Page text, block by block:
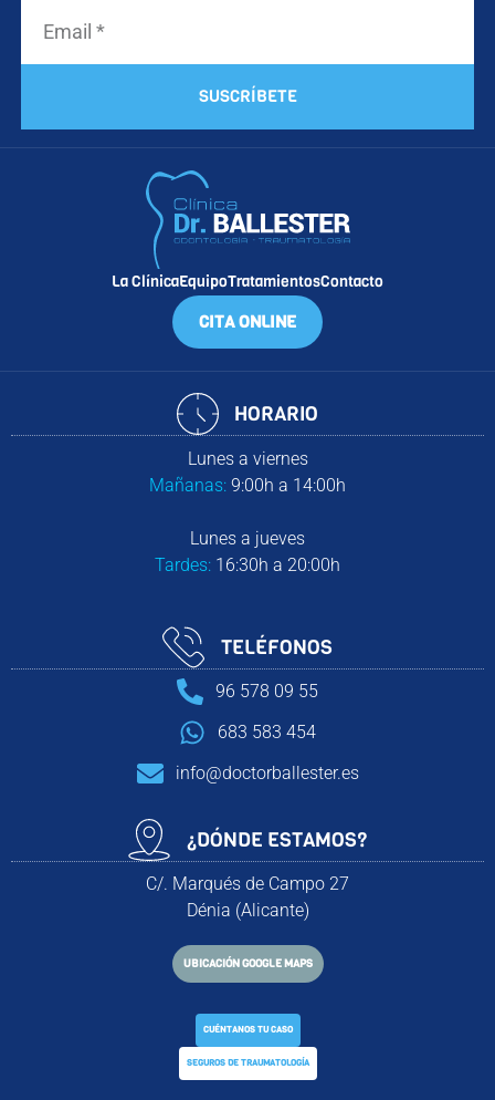
SUSCRÍBETE
La ClínicaEquipoTratamientosContacto
CITA ONLINE
HORARIO
Lunes a viernes
Mañanas: 9:00h a 14:00h
Lunes a jueves
Tardes: 16:30h a 20:00h
TELÉFONOS
96 578 09 55
683 583 454
info@doctorballester.es
¿DÓNDE ESTAMOS?
C/. Marqués de Campo 27
Dénia (Alicante)
UBICACIÓN GOOGLE MAPS
CUÉNTANOS TU CASO
SEGUROS DE TRAUMATOLOGÍA